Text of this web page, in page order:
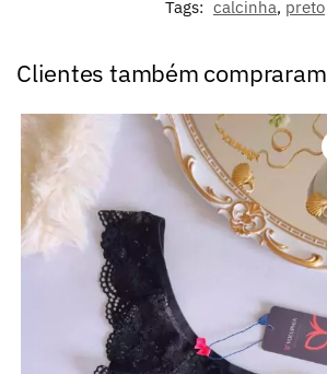
Tags: calcinha, preto
Clientes também compraram